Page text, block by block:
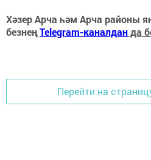
Хәзер Арча һәм Арча районы
безнеңTelegram-каналданда
Перейти на